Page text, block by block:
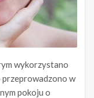
wykorzystano
w
pokoju o